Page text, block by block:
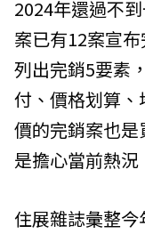
2024年還過不
案已有12案宣
列出完銷5要素
付、價格划算
價的完銷案也
是擔心當前熱況
住展雜誌彙整